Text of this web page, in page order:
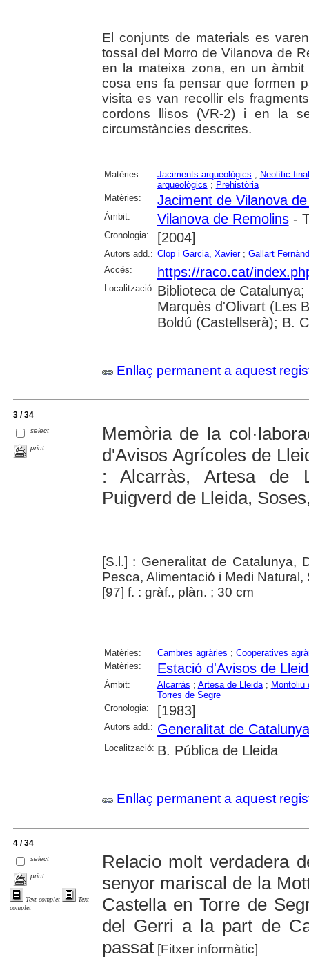
El conjunts de materials es
tossal del Morro de Vilanova de
en la mateixa zona, en un
cosa ens fa pensar que formen
visita es van recollir els
cordons llisos (VR-2) i en la
circumstàncies descrites.
Matèries: Jaciments arqueològics ; Neolític final
arqueològics ; Prehistòria
Matèries:
Jaciment de Vilanova
Àmbit: Vilanova de Remolins-
Cronologia: [2004]
Autors add.: Clop i Garcia, Xavier; Gallart
Accés:
https://raco.cat/
Localització: Biblioteca de
Marquès d'Olivart (Les
Boldú (Castellserà); B.
Enllaç permanent a aquest
3 / 34
select
print
Memòria de la
d'Avisos Agrícoles de
: Alcarràs, Artesa de
Puigverd de Lleida,
[S.l.] : Generalitat de Catalunya,
Pesca, Alimentació i Medi
[97] f. : gràf., plàn. ; 30 cm
Matèries: Cambres agràries ; Cooperatives
Matèries:
Estació d'Avisos de
Àmbit: Alcarràs ; Artesa de Lleida; Montoliu
Torres de Segre
Cronologia:
[1983]
Autors add.: Generalitat de Catalunya
Localització: B. Pública de Lleida
Enllaç permanent a aquest
4 / 34
select
print
Text complet
Text
complet
Relacio molt verdadera
senyor mariscal de la
Castella en Torre de
del Gerri a la part de
passat[Fitxer informàtic]